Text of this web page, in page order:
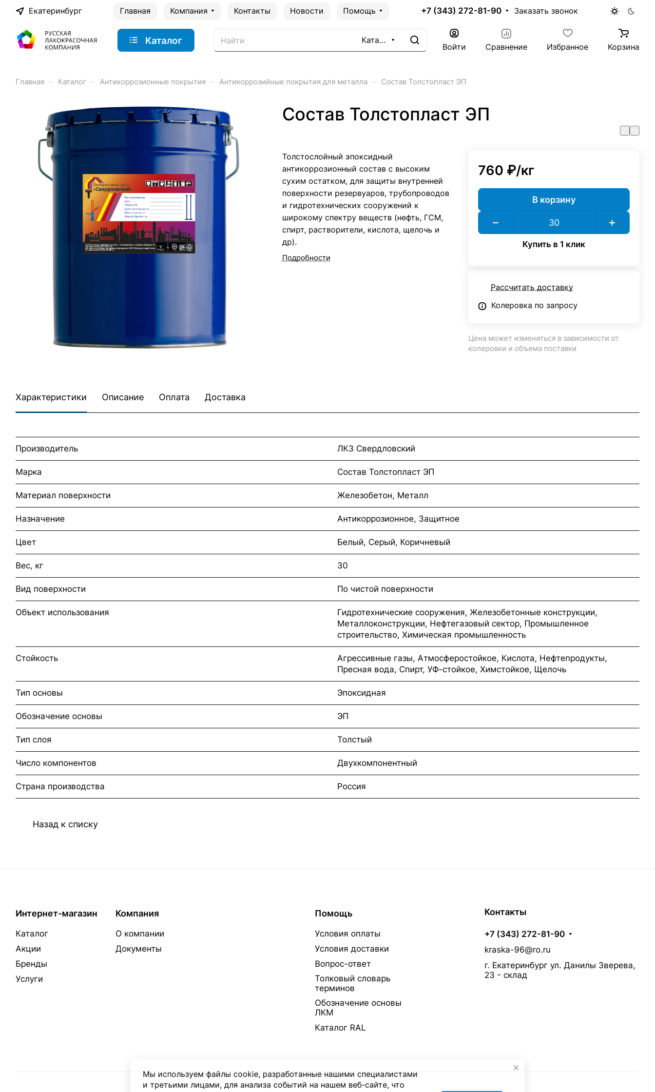
Екатеринбург Главная Компания Контакты Новости Помощь +7 (343) 272-81-90 Заказать звонок
Каталог Каталог
Войти Сравнение Избранное Корзина
Главная – Каталог – Антикоррозионные покрытия – Антикоррозийные покрытия для металла – Состав Толстопласт ЭП
Состав Толстопласт ЭП
Толстослойный эпоксидный
антикоррозионный состав с высоким
сухим остатком, для защиты внутренней
поверхности резервуаров, трубопроводов
и гидротехнических сооружений к
широкому спектру веществ (нефть, ГСМ,
спирт, растворители, кислота, щелочь и
др).
Подробности
760 ₽/кг
В корзину
Купить в 1 клик
Рассчитать доставку
Колеровка по запросу
Цена может измениться в зависимости от
колеровки и объема поставки
Характеристики Описание Оплата Доставка
Производитель ЛКЗ Свердловский
Марка Состав Толстопласт ЭП
Материал поверхности Железобетон, Металл
Назначение Антикоррозионное, Защитное
Цвет Белый, Серый, Коричневый
Вес, кг 30
Вид поверхности По чистой поверхности
Объект использования
Гидротехнические сооружения, Железобетонные конструкции,
Металлоконструкции, Нефтегазовый сектор, Промышленное
строительство, Химическая промышленность
Стойкость
Агрессивные газы, Атмосферостойкое, Кислота, Нефтепродукты,
Пресная вода, Спирт, УФ-стойкое, Химстойкое, Щелочь
Тип основы Эпоксидная
Обозначение основы ЭП
Тип слоя Толстый
Число компонентов Двухкомпонентный
Страна производства Россия
Назад к списку
Интернет-магазин
Каталог
Акции
Бренды
Услуги
Компания
О компании
Документы
Помощь
Условия оплаты
Условия доставки
Вопрос-ответ
Толковый словарь
терминов
Обозначение основы
ЛКМ
Каталог RAL
Контакты
+7 (343) 272-81-90
kraska-96@ro.ru
г. Екатеринбург ул. Данилы Зверева,
23 - склад
Мы используем файлы cookie, разработанные нашими специалистами
и третьими лицами, для анализа событий на нашем веб-сайте, что